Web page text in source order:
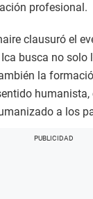
profesional.
clausuró el
busca no solo
la
humanista,
a los